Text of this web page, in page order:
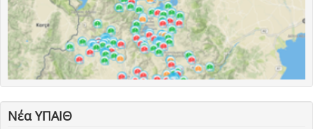
Νέα ΥΠΑΙΘ